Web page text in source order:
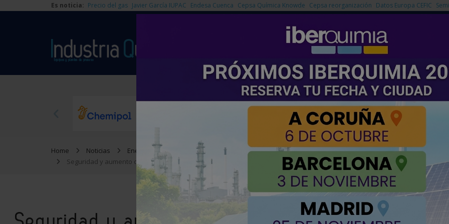
Es noticia: Precio del gas Javier García IUPAC Endesa Cuenca Cepsa Química Knowde Cepsa reorganización Datos Europa CEFIC
NOTICIAS PRODUCTOS
EMPRESAS PREMIUM
Home Noticias
Energía
Seguridad y aumento de las redes eléctricas: MITECO inicia la audiencia para actualizar los requisitos técnicos